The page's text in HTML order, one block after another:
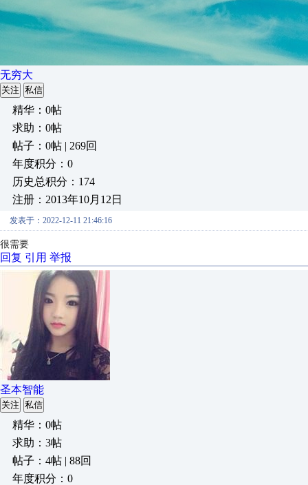
无穷大
关注 私信
精华：0帖
求助：0帖
帖子：0帖 | 269回
年度积分：0
历史总积分：174
注册：2013年10月12日
发表于：2022-12-11 21:46:16
很需要
回复 引用 举报
圣本智能
关注 私信
精华：0帖
求助：3帖
帖子：4帖 | 88回
年度积分：0